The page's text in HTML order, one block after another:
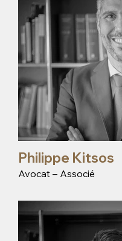
Philippe Kitsos
Avocat – Associé